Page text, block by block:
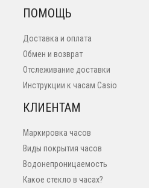
ПОМОЩЬ
Доставка и оплата
Обмен и возврат
Отслеживание доставки
Инструкции к часам Casio
КЛИЕНТАМ
Маркировка часов
Виды покрытия часов
Водонепроницаемость
Какое стекло в часах?